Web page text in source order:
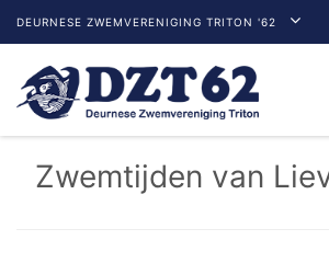
DEURNESE ZWEMVERENIGING TRITON '62
Zwemtijden van